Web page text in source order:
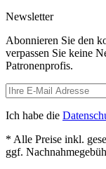
Newsletter
Abonnieren Sie den
verpassen Sie keine
Patronenprofis.
Ich habe die
* Alle Preise inkl.
ggf.